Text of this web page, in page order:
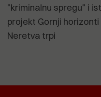
"kriminalnu spregu" i
projekt Gornji
Neretva trpi